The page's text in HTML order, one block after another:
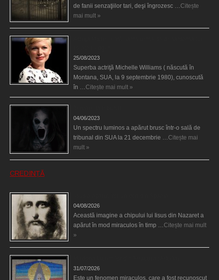
de fanii senzaţiilor tari, deşi îngrozesc … Citește
mai mult »
25/08/2023
Superba actriţă Michelle Williams ( născută în
Montana, SUA, la 9 septembrie 1980), cunoscută
în … Citește mai mult »
04/06/2023
Un spectru luminos a apărut brusc într-o sală de
tribunal din SUA la 21 decembrie … Citește mai
mult »
CREDINȚĂ
04/08/2026
Această imagine a chipului lui Iisus din Nazaret a
apărut în mod miraculos în timp … Citește mai mult
»
31/07/2026
Este un fenomen miraculos, care a fost recunoscut